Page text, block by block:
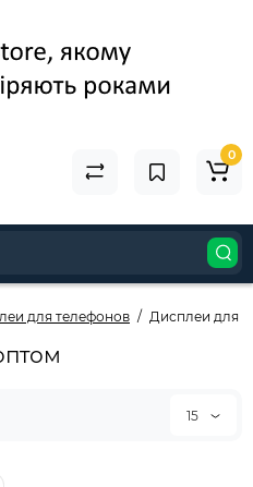
0
для телефонов Дисплеи для
15